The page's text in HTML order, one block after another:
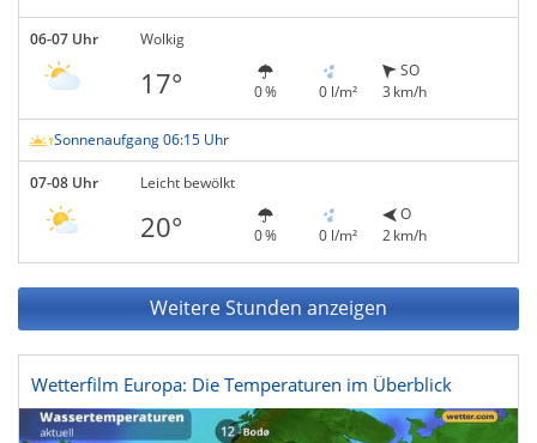
06-07 Uhr Wolkig
17° 0 % 0 l/m²
SO
3 km/h
Sonnenaufgang 06:15 Uhr
07-08 Uhr Leicht bewölkt
20° 0 % 0 l/m²
O
2 km/h
Weitere Stunden anzeigen
Wetterfilm Europa: Die Temperaturen im Überblick